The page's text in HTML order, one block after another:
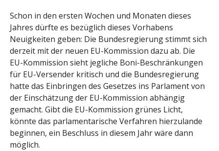
Schon in den ersten Wochen und Monaten dieses
Jahres dürfte es bezüglich dieses Vorhabens
Neuigkeiten geben: Die Bundesregierung stimmt sich
derzeit mit der neuen EU-Kommission dazu ab. Die
EU-Kommission sieht jegliche Boni-Beschränkungen
für EU-Versender kritisch und die Bundesregierung
hatte das Einbringen des Gesetzes ins Parlament von
der Einschätzung der EU-Kommission abhängig
gemacht. Gibt die EU-Kommission grünes Licht,
könnte das parlamentarische Verfahren hierzulande
beginnen, ein Beschluss in diesem Jahr wäre dann
möglich.